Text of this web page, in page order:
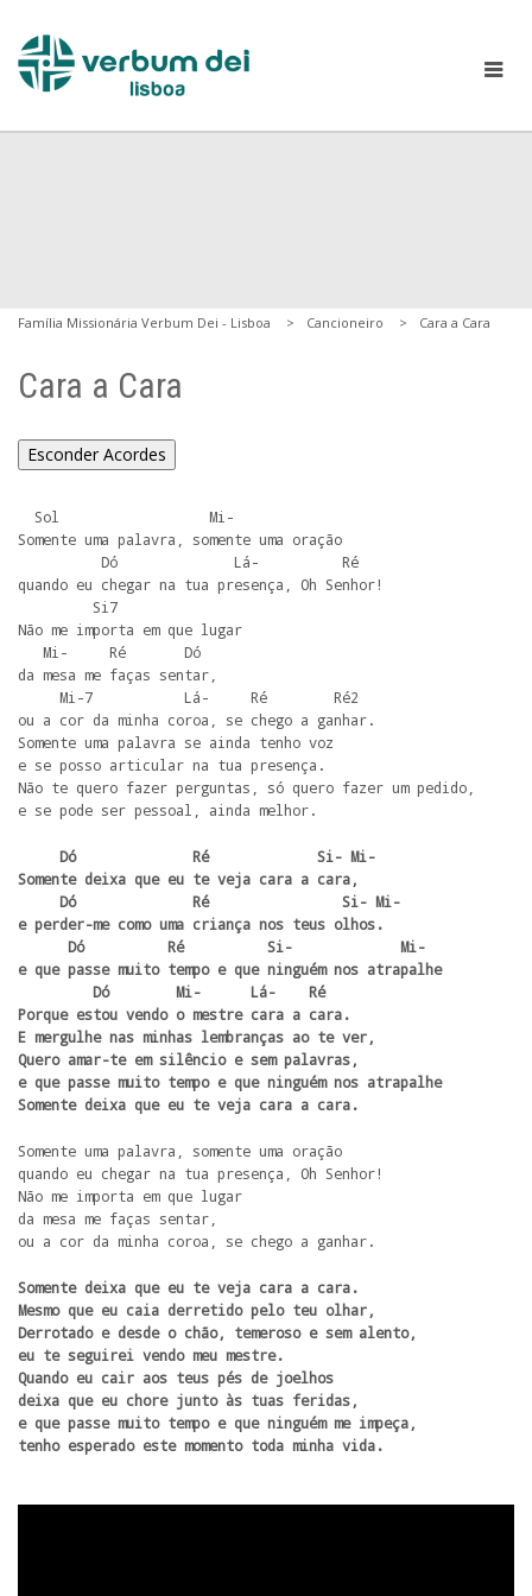
Família Missionária Verbum Dei - Lisboa Cancioneiro Cara a Cara
Cara a Cara
Esconder Acordes
Somente uma palavra, somente uma oração
quando eu chegar na tua presença, Oh Senhor!
Não me importa em que lugar
da mesa me faças sentar,
ou a cor da minha coroa, se chego a ganhar.
Somente uma palavra se ainda tenho voz
e se posso articular na tua presença.
Não te quero fazer perguntas, só quero fazer um pedido,
e se pode ser pessoal, ainda melhor.
Somente deixa que eu te veja cara a cara,
e perder-me como uma criança nos teus olhos.
e que passe muito tempo e que ninguém nos atrapalhe
Porque estou vendo o mestre cara a cara.
E mergulhe nas minhas lembranças ao te ver,
Quero amar-te em silêncio e sem palavras,
e que passe muito tempo e que ninguém nos atrapalhe
Somente deixa que eu te veja cara a cara.
Somente uma palavra, somente uma oração
quando eu chegar na tua presença, Oh Senhor!
Não me importa em que lugar
da mesa me faças sentar,
ou a cor da minha coroa, se chego a ganhar.
Somente deixa que eu te veja cara a cara.
Mesmo que eu caia derretido pelo teu olhar,
Derrotado e desde o chão, temeroso e sem alento,
eu te seguirei vendo meu mestre.
Quando eu cair aos teus pés de joelhos
deixa que eu chore junto às tuas feridas,
e que passe muito tempo e que ninguém me impeça,
tenho esperado este momento toda minha vida.